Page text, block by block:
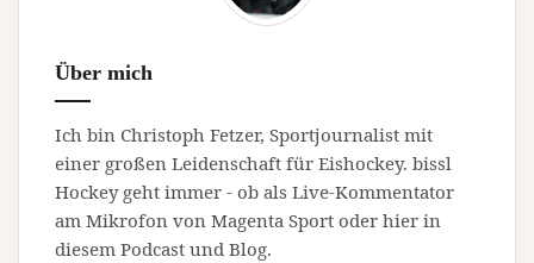
Über mich
Ich bin Christoph Fetzer, Sportjournalist mit
einer großen Leidenschaft für Eishockey. bissl
Hockey geht immer - ob als Live-Kommentator
am Mikrofon von Magenta Sport oder hier in
diesem Podcast und Blog.